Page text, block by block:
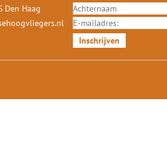
Den Haag
Inschrijven